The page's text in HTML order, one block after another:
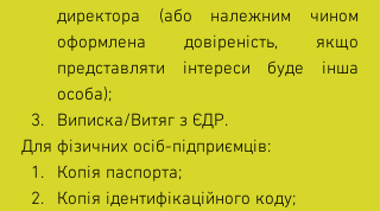
директора (або належним чином
оформлена довіреність, якщо
представляти інтереси буде інша
особа);
Виписка/Витяг з ЄДР.
Для фізичних осіб-підприємців:
Копія паспорта;
Копія ідентифікаційного коду;